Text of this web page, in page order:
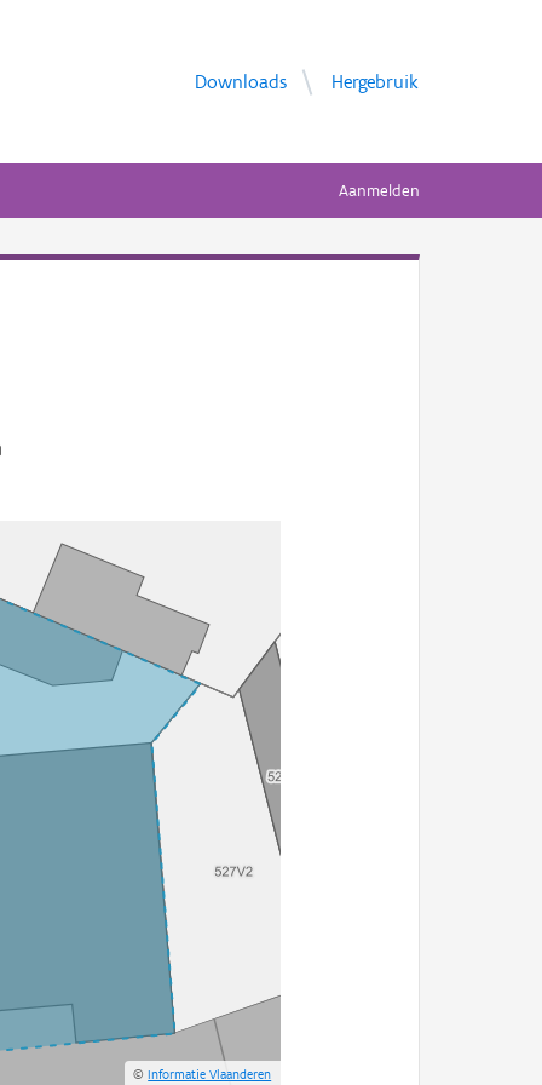
Downloads Hergebruik
Aanmelden
©Informatie Vlaanderen